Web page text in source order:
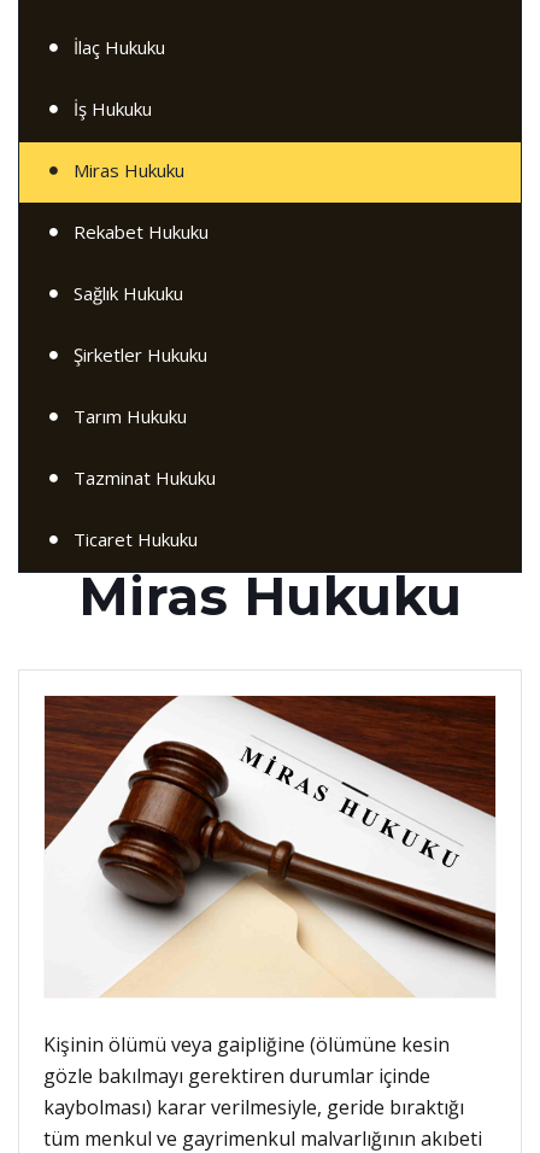
İlaç Hukuku
İş Hukuku
Miras Hukuku
Rekabet Hukuku
Sağlık Hukuku
Şirketler Hukuku
Tarım Hukuku
Tazminat Hukuku
Ticaret Hukuku
Miras Hukuku
Kişinin ölümü veya gaipliğine (ölümüne kesin
gözle bakılmayı gerektiren durumlar içinde
kaybolması) karar verilmesiyle, geride bıraktığı
tüm menkul ve gayrimenkul malvarlığının akıbeti